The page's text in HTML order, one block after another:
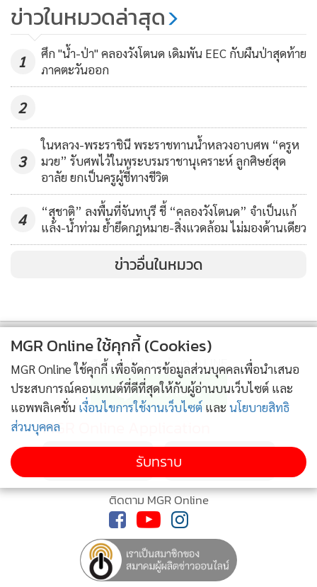
1,097
เชื่อมสถานี "แดง-ม่วง" เพิ่มความ
สะดวก
ข่าวในหมวดล่าสุด
1
ศึก "น้ำ-ป่า" คลองวังโตนด เดิมพัน EEC กับผืนป่าสุดท้าย
ภาคตะวันออก
2
3
ในหลวง-พระราชินี พระราชทานน้ำหลวงอาบศพ “ครูห
มวย” รับศพไว้ในพระบรมราชานุเคราะห์ ลูกศิษย์สุด
อาลัย ยกเป็นครูผู้ชี้ทางชีวิต
4
“สุชาติ” ลงพื้นที่จันทบุรี ชี้ “คลองวังโตนด” จำเป็นแก้
แล้ง-น้ำท่วม ย้ำยึดกฎหมาย-สิ่งแวดล้อม ไม่มองด้านเดียว
ข่าวอื่นในหมวด
ติดตามข่าวสารผ่านทาง LINE
MGR Online Application
ติดตาม MGR Online
MGR Online ใช้คุกกี้ (Cookies)
MGR Online ใช้คุกกี้ เพื่อจัดการข้อมูลส่วนบุคคลเพื่อนำเสนอ
ประสบการณ์คอนเทนต์ที่ดีที่สุดให้กับผู้อ่านบนเว็บไซต์ และ
แอพพลิเคชั่น เงื่อนไขการใช้งานเว็บไซต์ และ นโยบายสิทธิ
ส่วนบุคคล
รับทราบ